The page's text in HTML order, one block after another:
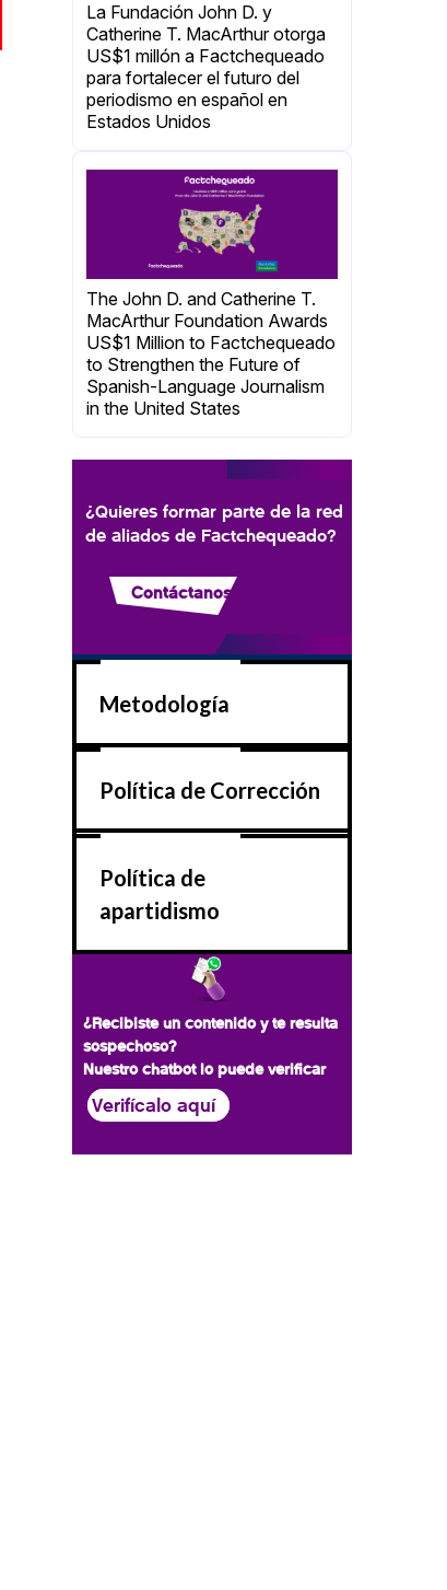
La Fundación John D. y
Catherine T. MacArthur otorga
US$1 millón a Factchequeado
para fortalecer el futuro del
periodismo en español en
Estados Unidos
The John D. and Catherine T.
MacArthur Foundation Awards
US$1 Million to Factchequeado
to Strengthen the Future of
Spanish-Language Journalism
in the United States
¿Quieres formar parte de la red
de aliados de Factchequeado?
Contáctanos
Metodología
Política de Corrección
Política de
apartidismo
¿Recibiste un contenido y te resulta
sospechoso?
Nuestro chatbot lo puede verificar
Verifícalo aquí